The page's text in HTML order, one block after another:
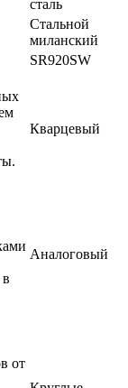
сталь
Стальной
миланский
SR920SW
Кварцевый
Аналоговый
от